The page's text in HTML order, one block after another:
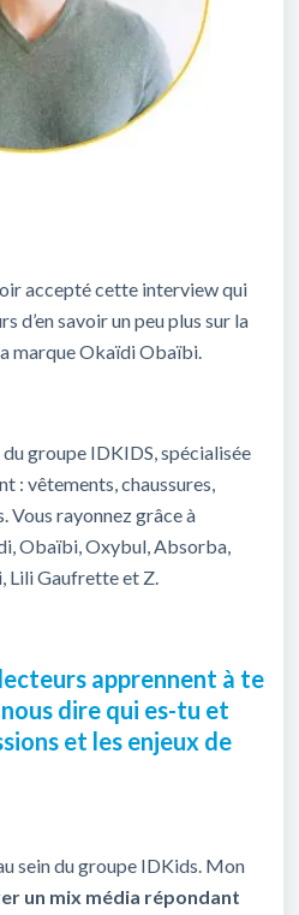
accepté cette interview qui
d’en savoir un peu plus sur la
marque Okaïdi Obaïbi.
groupe IDKIDS, spécialisée
: vêtements, chaussures,
Vous rayonnez grâce à
Obaïbi, Oxybul, Absorba,
Lili Gaufrette et Z.
apprennent à te
dire qui es-tu et
et les enjeux de
sein du groupe IDKids. Mon
un mix média répondant